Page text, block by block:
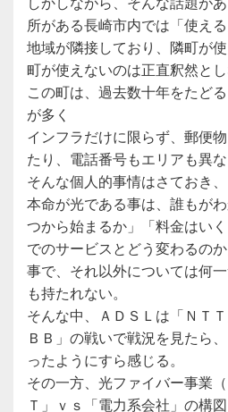
所がある長崎市内では「使え
地域が隣接しており、隣町が
町が使えないのは正直釈然とし
この町は、過去数十年をたど
が多く
インフラだけに限らず、郵便
たり、電話番号もエリアも異
そんな個人的事情はさておき
本命が光である事は、誰もが
つから始まるか」「料金はい
でのサービスとどう変わるの
事で、それ以外については何
も持たれない。
そんな中、ＡＤＳＬは「ＮＴ
ＢＢ」の戦いで戦況を見たら
ったようにすら感じる。
その一方、光ファイバー事業
Ｔ」ｖｓ「電力系会社」の構